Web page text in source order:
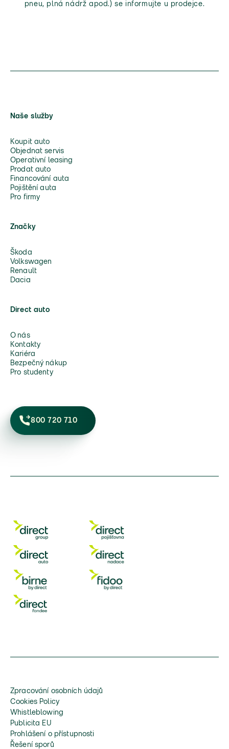
pneu, plná nádrž apod.) se informujte u prodejce.
Naše služby
Koupit auto
Objednat servis
Operativní leasing
Prodat auto
Financování auta
Pojištění auta
Pro firmy
Značky
Škoda
Volkswagen
Renault
Dacia
Direct auto
O nás
Kontakty
Kariéra
Bezpečný nákup
Pro studenty
800 720 710
Zpracování osobních údajů
Cookies Policy
Whistleblowing
Publicita EU
Prohlášení o přístupnosti
Řešení sporů